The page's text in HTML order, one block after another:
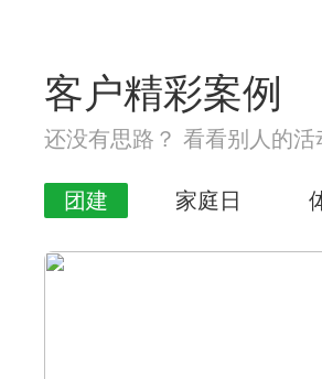
客户精彩案例
还没有思路？ 看看别人的活
团建 家庭日